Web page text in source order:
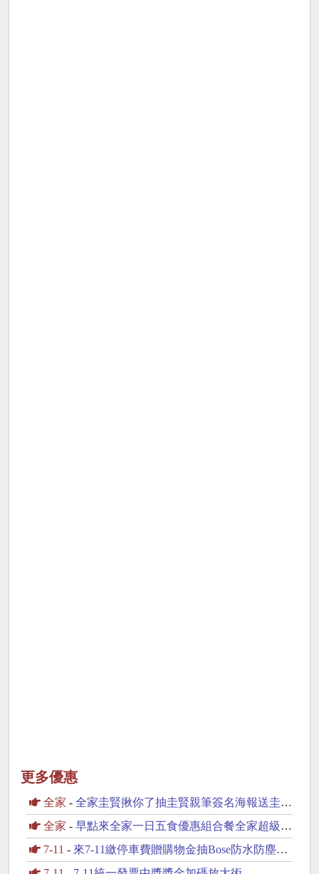
更多優惠
全家 - 全家圭賢揪你了抽圭賢親筆簽名海報送圭賢小卡杯墊
全家 - 早點來全家一日五食優惠組合餐全家超級配抽30份鮮食
7-11 - 來7-11繳停車費贈購物金抽Bose防水防塵藍芽喇叭